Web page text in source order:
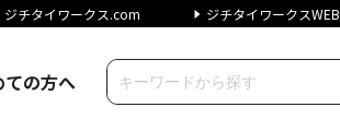
ジチタイワークス.com ジチタイワークスWEB
ての方へ